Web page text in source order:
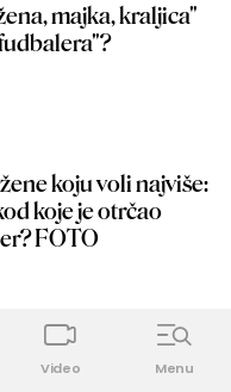
majka, kraljica"
koju voli najviše:
koje je otrčao
FOTO
Halanda preko noći
Srušila je sve
Video Menu